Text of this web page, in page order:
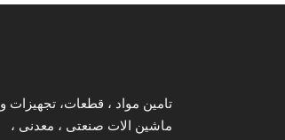
تامین مواد ، قطعات، تجهیزات و
ماشین الات صنعتی ، معدنی ،